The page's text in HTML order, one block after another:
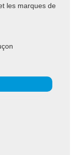
les marques de